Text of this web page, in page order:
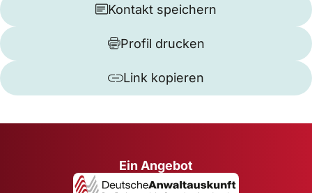
Kontakt speichern
Profil drucken
Link kopieren
Ein Angebot